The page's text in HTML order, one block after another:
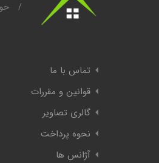
/
تماس با ما
قوانین و مقررات
گالری تصاویر
نحوه پرداخت
آژانس ها